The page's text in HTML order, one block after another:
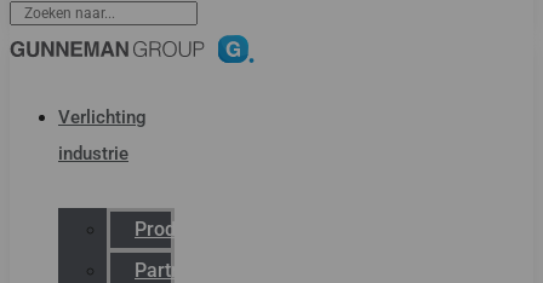
Verlichting
industrie
Productcatalogus
Partner